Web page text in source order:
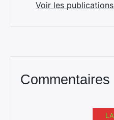
Voir les
Commentaires